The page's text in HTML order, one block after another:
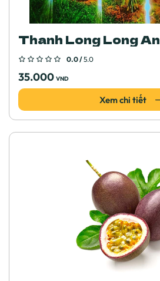
Thanh Long Long An
0.0 /5.0
35.000 VND
Xem chi tiết